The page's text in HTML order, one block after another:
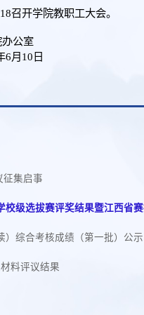
召开学院教职工大会。
征集启事
级选拔赛评奖结果暨江西省
）综合考核成绩（第一批）公示
料评议结果